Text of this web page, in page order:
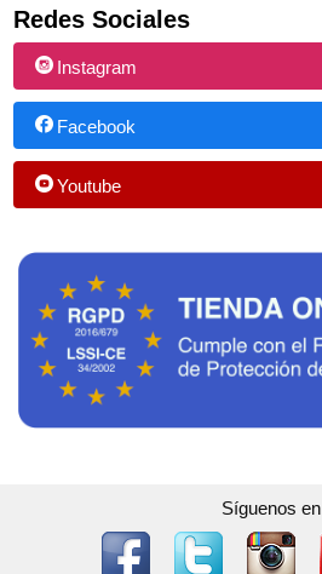
Redes Sociales
Instagram
Facebook
Youtube
Síguenos en